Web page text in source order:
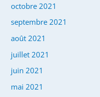
octobre 2021
septembre 2021
août 2021
juillet 2021
juin 2021
mai 2021